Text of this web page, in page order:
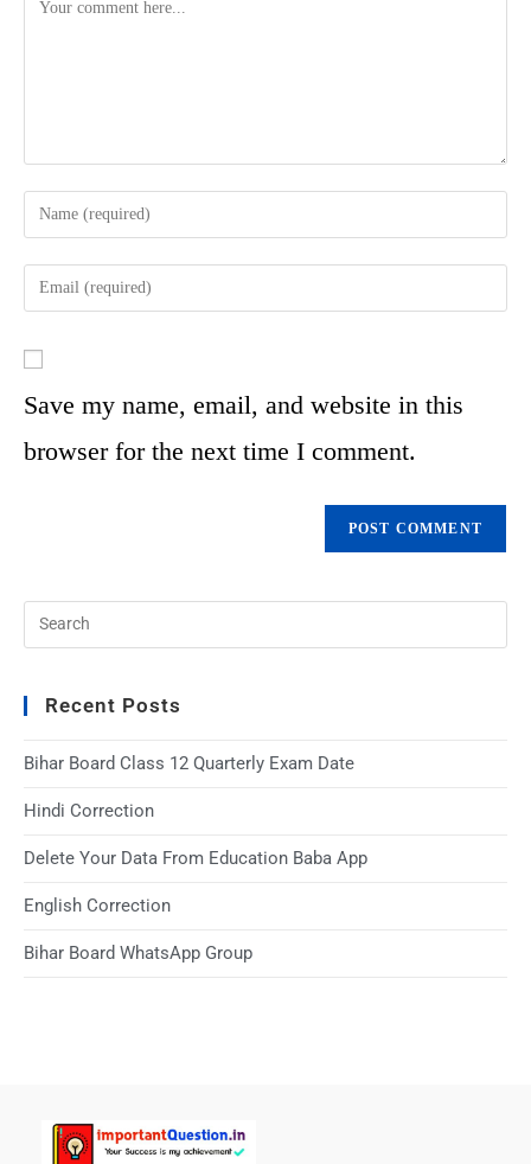
Save my name, email, and website in this
browser for the next time I comment.
Recent Posts
Bihar Board Class 12 Quarterly Exam Date
Hindi Correction
Delete Your Data From Education Baba App
English Correction
Bihar Board WhatsApp Group